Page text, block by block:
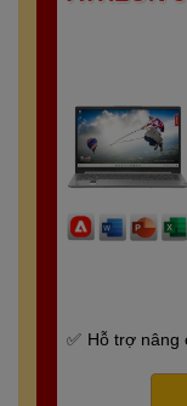
Hỗ trợ nâng